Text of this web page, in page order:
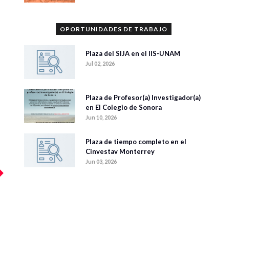
OPORTUNIDADES DE TRABAJO
Plaza del SIJA en el IIS-UNAM
Jul 02, 2026
Plaza de Profesor(a) Investigador(a)
en El Colegio de Sonora
Jun 10, 2026
Plaza de tiempo completo en el
Cinvestav Monterrey
Jun 03, 2026